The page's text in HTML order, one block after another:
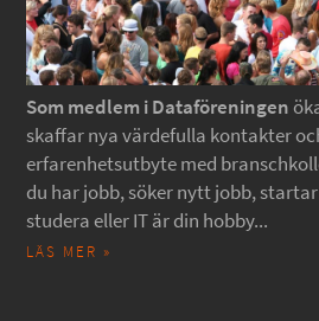
Som medlem i Dataföreningen
skaffar nya värdefulla kontakter
erfarenhetsutbyte med
du har jobb, söker nytt jobb,
studera eller IT är din hobby...
LÄS MER »